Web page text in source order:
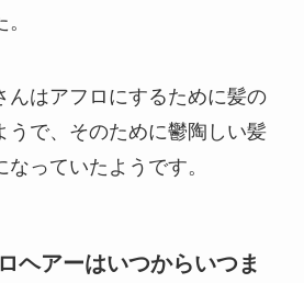
んはアフロにするために髪の
うで、そのために鬱陶しい髪
っていたようです。
ヘアーはいつからいつま